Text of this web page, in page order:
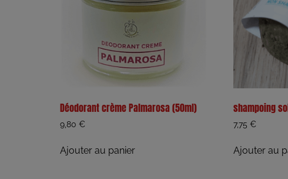
Déodorant crème Palmarosa (50ml)
9,80 €
Ajouter au panier
shampoing
7,75 €
Ajouter au